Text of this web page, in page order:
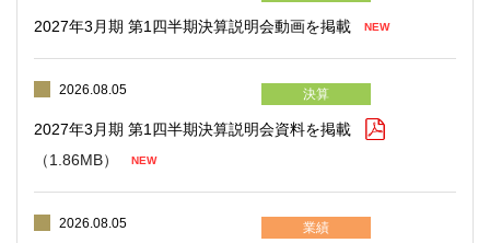
2027年3月期 第1四半期決算説明会動画を掲載
2026.08.05 決算
2027年3月期 第1四半期決算説明会資料を掲載
（1.86MB）
2026.08.05 業績